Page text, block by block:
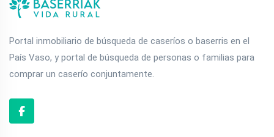
Portal inmobiliario de búsqueda de caseríos o baserris en el
País Vaso, y portal de búsqueda de personas o familias para
comprar un caserío conjuntamente.